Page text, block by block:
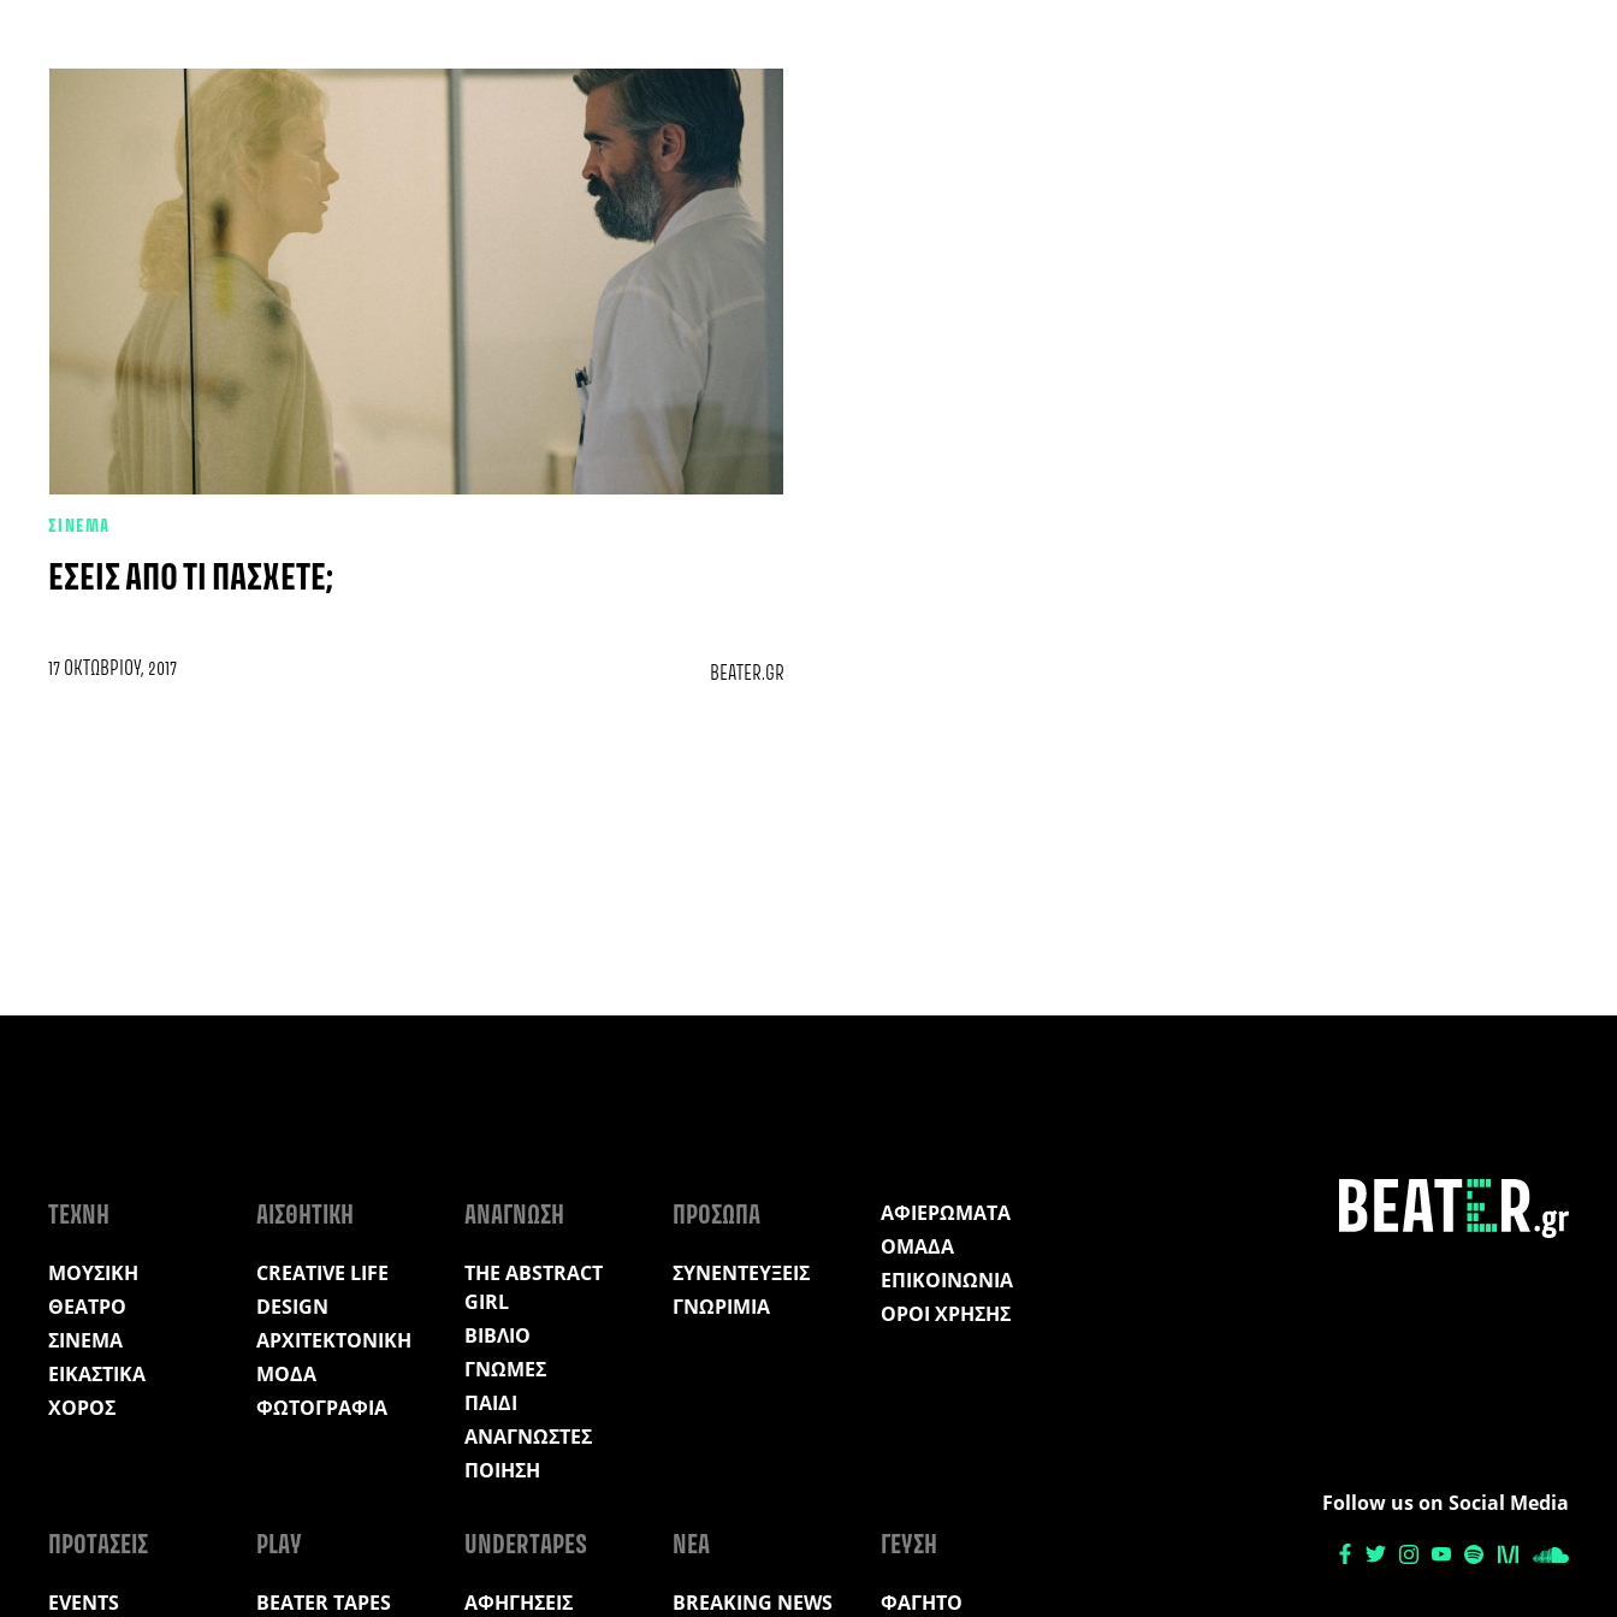
ΣΙΝΕΜΑ
ΕΣΕΊΣ ΑΠΌ ΤΙ ΠΆΣΧΕΤΕ;
17 ΟΚΤΩΒΡΊΟΥ, 2017 BEATER.GR
ΤΕΧΝΗ
ΜΟΥΣΙΚΗ
ΘΕΑΤΡΟ
ΣΙΝΕΜΑ
ΕΙΚΑΣΤΙΚΑ
ΧΟΡΟΣ
ΑΙΣΘΗΤΙΚΗ
CREATIVE LIFE
DESIGN
ΑΡΧΙΤΕΚΤΟΝΙΚΗ
ΜΟΔΑ
ΦΩΤΟΓΡΑΦΙΑ
ΑΝΑΓΝΩΣΗ
THE ABSTRACT
GIRL
ΒΙΒΛΙΟ
ΓΝΩΜΕΣ
ΠΑΙΔΙ
ΑΝΑΓΝΩΣΤΕΣ
ΠΟΙΗΣΗ
ΠΡΟΣΩΠΑ
ΣΥΝΕΝΤΕΥΞΕΙΣ
ΓΝΩΡΙΜΙΑ
ΑΦΙΕΡΩΜΑΤΑ
ΟΜΑΔΑ
ΕΠΙΚΟΙΝΩΝΙΑ
ΟΡΟΙ ΧΡΗΣΗΣ
ΠΡΟΤΑΣΕΙΣ
EVENTS
PLAY
BEATER TAPES
UNDERTAPES
ΑΦΗΓΗΣΕΙΣ
ΝΕΑ
BREAKING NEWS
ΓΕΥΣΗ
ΦΑΓΗΤΟ
Follow us on Social Media